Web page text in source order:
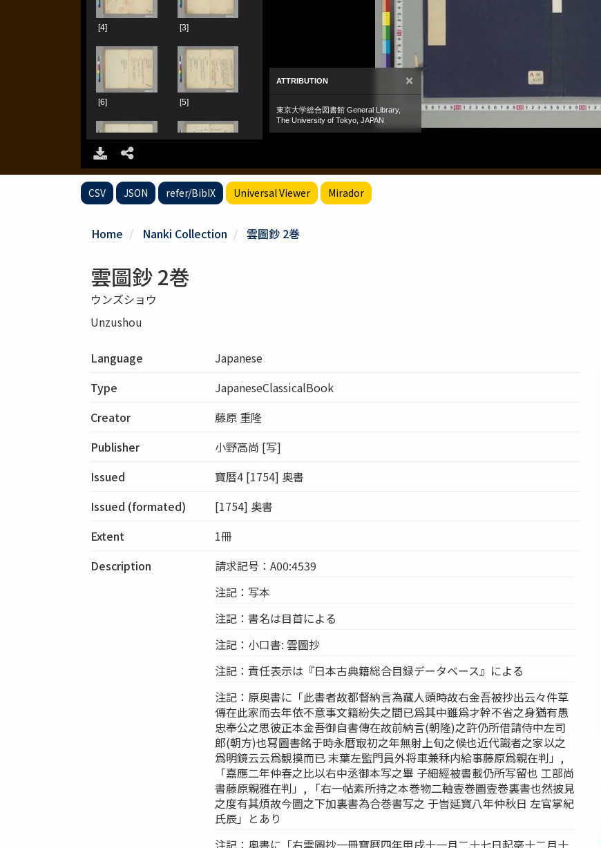
CSV JSON refer/BibIX Universal Viewer Mirador
Home Nanki Collection 雲圖鈔 2巻
雲圖鈔 2巻
ウンズショウ
Unzushou
Language
Japanese
Type
JapaneseClassicalBook
Creator
藤原 重隆
Publisher
小野高尚 [写]
Issued
寶暦4 [1754] 奥書
Issued (formated)
[1754] 奥書
Extent
1冊
Description
請求記号：A00:4539
注記：写本
注記：書名は目首による
注記：小口書: 雲圖抄
注記：責任表示は『日本古典籍総合目録データベース』による
注記：原奥書に「此書者故都督納言為藏人頭時故右金吾被抄出云々件草
傳在此家而去年依不意事文籍紛失之間已爲其中雖爲才幹不省之身猶有愚
忠奉公之思彼正本金吾御自書傳在故前納言(朝隆)之許仍所借請侍中左司
郎(朝方)也冩圖書銘于時永暦㝡初之年無射上旬之候也近代識者之家以之
爲明鏡云云爲観摸而已 末葉左監門員外将車兼秝内給事藤原爲親在判」,
「嘉應二年仲春之比以右中丞御本写之畢 子細經被書載仍所写留也 工部尚
書藤原親雅在判」, 「右一帖素所持之本巻物二軸壹巻圖壹巻裏書也然披見
之度有其煩故今圖之下加裏書為合巻書写之 于旹延寶八年仲秋日 左官掌紀
氏辰」とあり
注記：奥書に「右雲圖抄一冊寶暦四年甲戌十一月二十七日起毫十二月十